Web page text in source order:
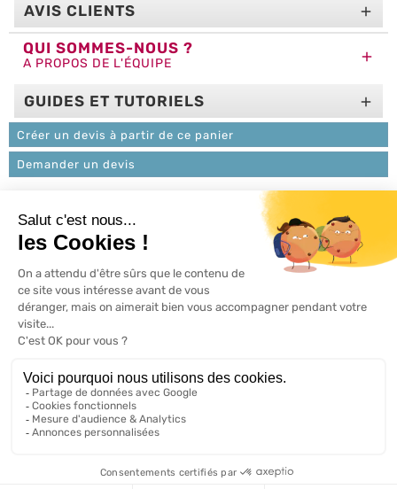
AVIS CLIENTS 
QUI SOMMES-NOUS ?
A PROPOS DE L'ÉQUIPE 
GUIDES ET TUTORIELS 
Créer un devis à partir de ce panier
Demander un devis

SERVICES
INFORMATIONS
A propos de 100% volets roulant
Conditions générales de vente